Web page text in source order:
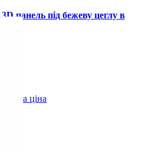
панель під бежеву цеглу в
Оптова ціна